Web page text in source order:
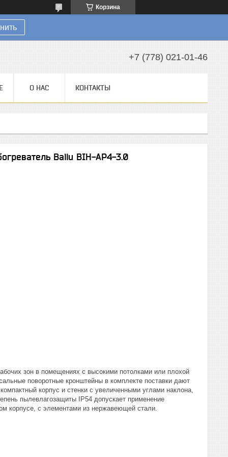
Корзина
+7 (778) 021-01-46
О НАС КОНТАКТЫ
Ballu BIH-AP4-3.0
зон в помещениях с высокими потолками или плохой
поворотные кронштейны в комплекте поставки дают
корпус и стенки с увеличенными углами наклона,
пылевлагозащиты IP54 допускает применение
корпусе, с элементами из нержавеющей стали.